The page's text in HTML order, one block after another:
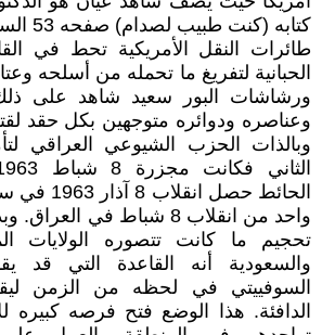
طائرات النقل الأمريكية تحط في
الحبانية لتفريغ ما تحمله من أسلحه
ورشاشات البور سعيد شاهد على ذلك
وعناصره ودوائره متوجهين بكل حقد
وبالذات الحزب الشيوعي العراقي
الحائط حصل
واحد من انقلاب 8 شباط في
تحجيم ما كانت تتصوره الولايات
والسعودية أنه القاعدة التي قد
السوفييتي في لحظه من الزمن
الدافئة. هذا الوضع فتح فرصه كبيره